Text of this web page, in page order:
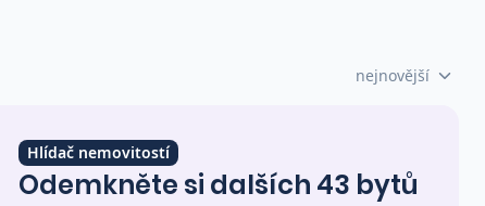
nejnovější
Hlídač nemovitostí
Odemkněte si dalších 43 bytů